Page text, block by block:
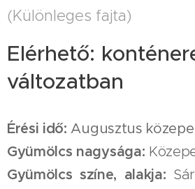
(Különleges fajta)
Elérhető:
változatban
Érési idő: Augusztus
Gyümölcs nagysága:
Gyümölcs színe, alakja: